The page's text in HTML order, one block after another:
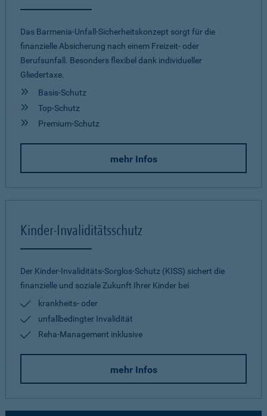
Das Barmenia-Unfall-Sicherheitskonzept sorgt für die
finanzielle Absicherung nach einem Freizeit- oder
Berufsunfall. Besonders flexibel dank individueller
Gliedertaxe.
Basis-Schutz
Top-Schutz
Premium-Schutz
mehr Infos
Kinder-Invaliditätsschutz
Der Kinder-Invaliditäts-Sorglos-Schutz (KISS) sichert die
finanzielle und soziale Zukunft Ihrer Kinder bei
krankheits- oder
unfallbedingter Invalidität
Reha-Management inklusive
mehr Infos